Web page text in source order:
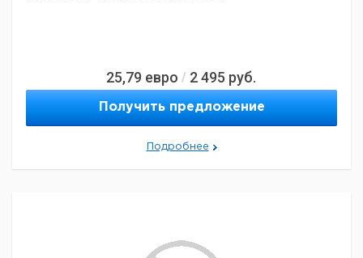
25,79 евро / 2 495 руб.
Получить предложение
Подробнее